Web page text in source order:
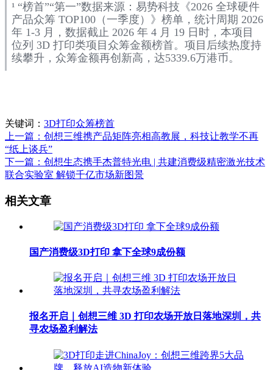
¹ “榜首”“第一”数据来源：易势科技《2026 全球硬件
产品众筹 TOP100（一季度）》榜单，统计周期 2026
年 1-3 月，数据截止 2026 年 4 月 19 日时，本项目
位列 3D 打印类项目众筹金额榜首。项目后续热度持
续攀升，众筹金额再创新高，达5339.6万港币。
关键词： 3D打印众筹榜首
上一篇：创想三维携产品矩阵亮相高教展，科技让教学不再
“纸上谈兵”
下一篇：创想生态携手杰普特光电 | 共建消费级精密激光技术
联合实验室 解锁千亿市场新图景
相关文章
国产消费级3D打印 拿下全球9成份额
报名开启｜创想三维 3D 打印农场开放日落地深圳，共
寻农场盈利解法